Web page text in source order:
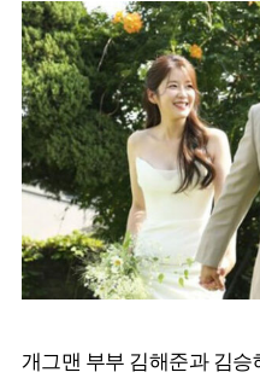
개그맨 부부 김해준과 김